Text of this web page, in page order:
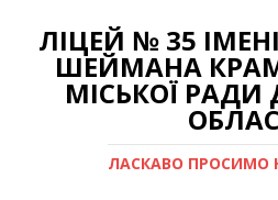
ЛІЦЕЙ № 35
ШЕЙМАНА
МІСЬКОЇ РАДИ
ЛАСКАВО ПРОСИМО